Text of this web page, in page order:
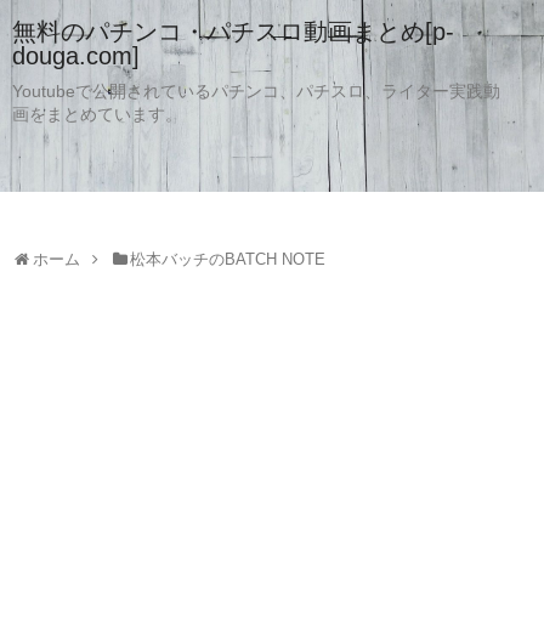
無料のパチンコ・パチスロ動画まとめ[p-
douga.com]
Youtubeで公開されているパチンコ、パチスロ、ライター実践動
画をまとめています。
ホーム 松本バッチのBATCH NOTE